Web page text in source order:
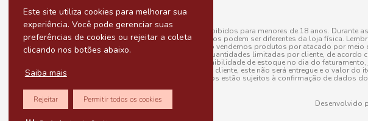
Este site utiliza cookies para melhorar sua
experiência. Você pode gerenciar suas
preferências de cookies ou rejeitar a coleta
clicando nos botões abaixo.
Saiba mais
Rejeitar Permitir todos os cookies
A venda e o consumo de bebidas alcoólicas são proibidos para menores de 18 anos. Durante
válidas para a loja eletrônica, sendo que seus preços podem ser diferentes da loja física.
para menos, por conta de produtos variáveis; e não vendemos produtos por atacado por
do pedido. Produtos em promoção possuem quantidades limitadas por cliente, de acordo
20/03/97). A venda está diretamente ligada à disponibilidade de estoque no dia do
Caso algum produto venha a faltar no pedido do cliente, este não será entregue e o valor
todos os pedidos estão sujeitos à confirmação de dados
Desenvolvido